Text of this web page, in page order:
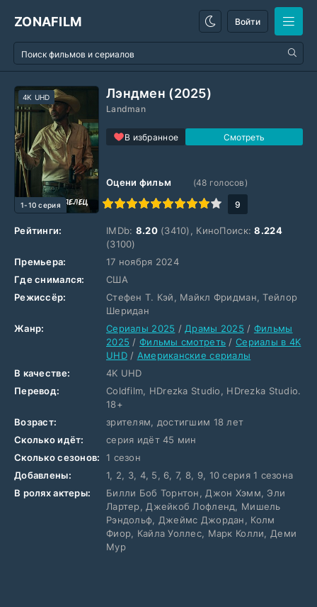
ZONAFILM Войти
Лэндмен (2025)
Landman
В избранное
4K UHD
1-10 серия
Оцени фильм
1
2 3 4 5 7 8 9 10
(48 голосов)
9
Рейтинги: IMDb: 8.20(3410), КиноПоиск:8.224
(3100)
Премьера:
17 ноября 2024
Где снимался:
США
Режиссёр:
Стефен Т. Кэй, Майкл Фридман, Тейлор
Шеридан
Жанр:
Сериалы 2025 / Драмы 2025 / Фильмы
2025 / Фильмы смотреть /Сериалы в 4K
UHD/ Американские сериалы
В качестве:
4K UHD
Перевод:
Coldfilm, HDrezka Studio, HDrezka Studio.
18+
Возраст:
зрителям, достигшим 18 лет
Сколько идёт:
серия идёт 45 мин
Сколько сезонов:
1 сезон
Добавлены:
1, 2, 3, 4, 5, 6, 7, 8, 9, 10 серия 1 сезона
В ролях актеры:
Билли Боб Торнтон, Джон Хэмм, Эли
Лартер, Джейкоб Лофленд, Мишель
Рэндольф, Джеймс Джордан, Колм
Фиор, Кайла Уоллес, Марк Колли, Деми
Мур